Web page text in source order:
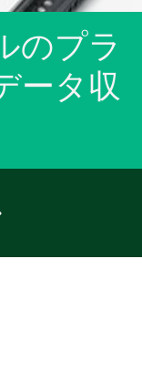
の プラ
ータ 収